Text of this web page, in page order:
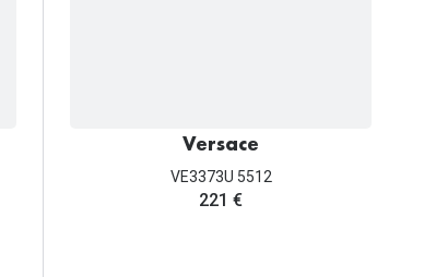
Versace
VE3373U 5512
221 €